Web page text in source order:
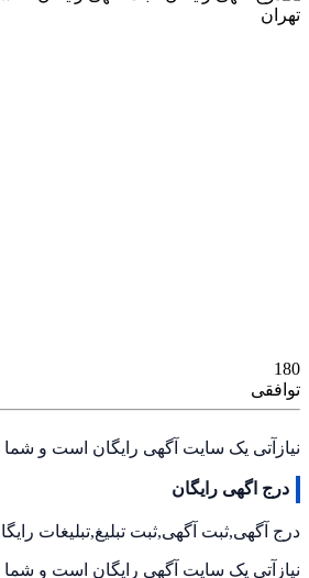
سرگرمی و فراغت
تهران
180
توافقی
نیازآتی یک سایت آگهی رایگان است و شما
درج اگهی رایگان
درج آگهی,ثبت آگهی,ثبت تبلیغ,تبلیغات
نیازآتی یک سایت آگهی رایگان است و شما